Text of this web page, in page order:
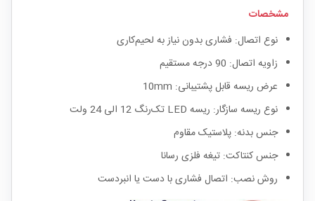
مشخصات
نوع اتصال: فشاری بدون نیاز به لحیم‌کاری
زاویه اتصال: 90 درجه مستقیم
عرض ریسه قابل پشتیبانی: 10mm
نوع ریسه سازگار: ریسه LED تک‌رنگ 12 الی 24 ولت
جنس بدنه: پلاستیک مقاوم
جنس کنتاکت: تیغه فلزی رسانا
روش نصب: اتصال فشاری با دست یا انبردست